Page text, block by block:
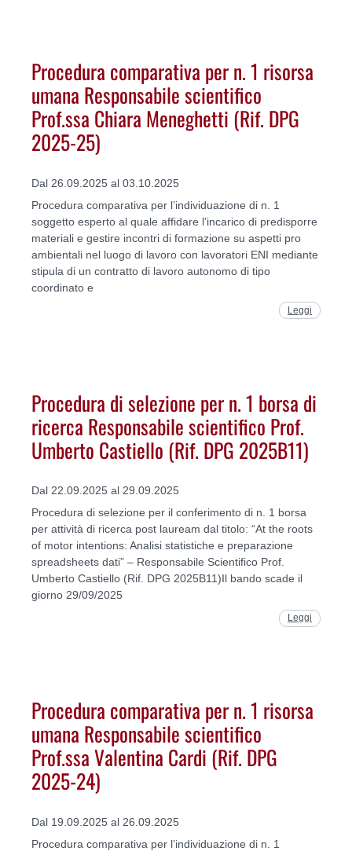
Procedura comparativa per n. 1 risorsa
umana Responsabile scientifico
Prof.ssa Chiara Meneghetti (Rif. DPG
2025-25)
Dal 26.09.2025 al 03.10.2025
Procedura comparativa per l’individuazione di n. 1
soggetto esperto al quale affidare l’incarico di predisporre
materiali e gestire incontri di formazione su aspetti pro
ambientali nel luogo di lavoro con lavoratori ENI mediante
stipula di un contratto di lavoro autonomo di tipo
coordinato e
Leggi
Procedura di selezione per n. 1 borsa di
ricerca Responsabile scientifico Prof.
Umberto Castiello (Rif. DPG 2025B11)
Dal 22.09.2025 al 29.09.2025
Procedura di selezione per il conferimento di n. 1 borsa
per attività di ricerca post lauream dal titolo: “At the roots
of motor intentions: Analisi statistiche e preparazione
spreadsheets dati” – Responsabile Scientifico Prof.
Umberto Castiello (Rif. DPG 2025B11)Il bando scade il
giorno 29/09/2025
Leggi
Procedura comparativa per n. 1 risorsa
umana Responsabile scientifico
Prof.ssa Valentina Cardi (Rif. DPG
2025-24)
Dal 19.09.2025 al 26.09.2025
Procedura comparativa per l’individuazione di n. 1